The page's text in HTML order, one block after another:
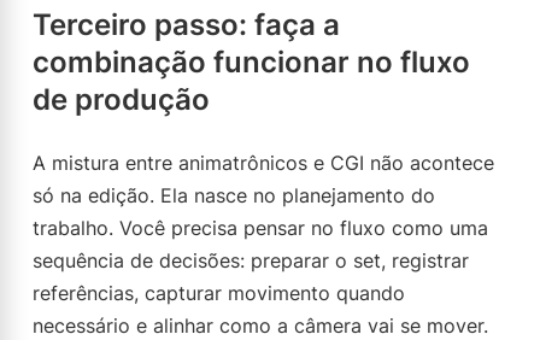
Terceiro passo: faça a
combinação funcionar no fluxo
de produção
A mistura entre animatrônicos e CGI não acontece
só na edição. Ela nasce no planejamento do
trabalho. Você precisa pensar no fluxo como uma
sequência de decisões: preparar o set, registrar
referências, capturar movimento quando
necessário e alinhar como a câmera vai se mover.